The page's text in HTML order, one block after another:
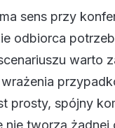
sens przy
odbiorca
warto
prosty, spójny